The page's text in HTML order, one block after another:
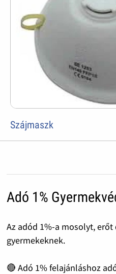
Szájmaszk
Adó 1%
Az adód 1%-a mosolyt,
gyermekeknek.
🔴 Adó 1% felajánláshoz